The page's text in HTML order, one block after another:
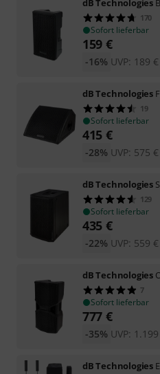
170
Sofort lieferbar
159 €
UVP: 189 €
-16%
dB Technologies
19
Sofort lieferbar
415 €
UVP: 575 €
-28%
dB Technologies
129
Sofort lieferbar
435 €
UVP: 559 €
-22%
dB Technologies
7
Sofort lieferbar
777 €
UVP: 1.199
-35%
dB Technologies